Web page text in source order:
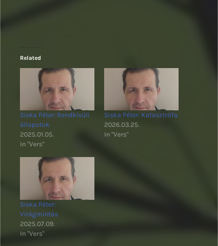
Related
Siska Péter: Rendkívüli
állapotok
2025.01.05.
In "Vers"
Siska Péter: Katasztrófa
2026.03.25.
In "Vers"
Siska Péter:
Virágmintás
2025.07.09.
In "Vers"